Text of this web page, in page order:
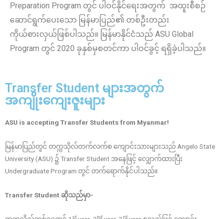
Preparation Program တွင် ပါဝင်နိုင်ရေးအတွက် အထူးစီစဉ်
ဆောင်ရွက်ပေးသော မြန်မာပြည်၏ တစ်ဦးတည်း
ကိုယ်စားလှယ်ဖြစ်ပါသည်။ မြန်မာနိုင်ငံသည် ASU Global
Program တွင် 2020 ခုနှစ်မှစတင်ကာ ပါဝင်ခွင့် ရရှိခဲ့ပါသည်။
Transfer Student များအတွက်
အကျိုးကျေးဇူးများ
ASU is accepting Transfer Students from Myanmar!
မြန်မာပြည်တွင် တက္ကသိုလ်တက်လက်စ ကျောင်းသားများသည် Angelo State
University (ASU) ၌ Transfer Student အနေဖြင့် လျှောက်ထားပြီး
Undergraduate Program တွင် တက်ရောက်နိုင်ပါသည်။
Transfer Student ဆိုသည်မှာ-
st nd rd